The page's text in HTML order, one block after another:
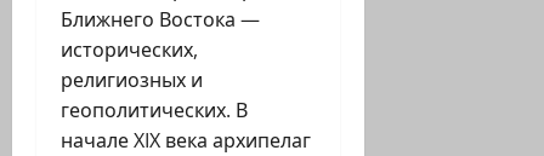
Ближнего Востока —
исторических,
религиозных и
геополитических. В
начале XIX века архипелаг